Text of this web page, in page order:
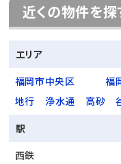
近くの物件を探
エリア
福岡市中央区
福
地行
浄水通 高砂
駅
西鉄